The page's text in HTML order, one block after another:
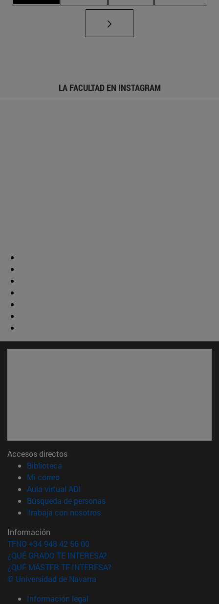
LA FACULTAD EN INSTAGRAM
Accesos directos
Biblioteca
Mi correo(abre en nueva ventana)
Aula virtual ADI
Búsqueda de personas(abre en nueva ventana)
Trabaja con nosotros(abre en nueva ventana)
Información
TFNO +34 948 42 56 00
¿QUÉ GRADO TE INTERESA?
¿QUÉ MÁSTER TE INTERESA?
© Universidad de Navarra
Información legal